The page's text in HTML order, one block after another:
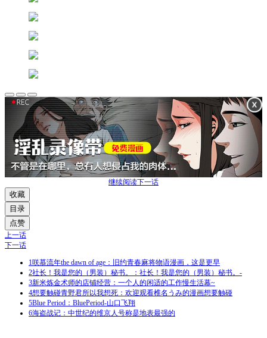
继续阅读下一话
收藏
目录
点赞
上一话
下一话
1咲慕流年the dawn of age：旧约青春麻将物语漫画，这是更早
2社长！我是您的（男装）秘书。：社长！我是您的（男装）秘书。-
3新米炼金术师的店铺经营：一个人的闲适的工作慢生活幕~
4想要触碰青野君所以我想死：欢迎观看椎名うみ的漫画想要触碰
5Blue Period：BluePeriod-山口飞翔
6海盗战记：中世纪的维京人号称是地表最强的